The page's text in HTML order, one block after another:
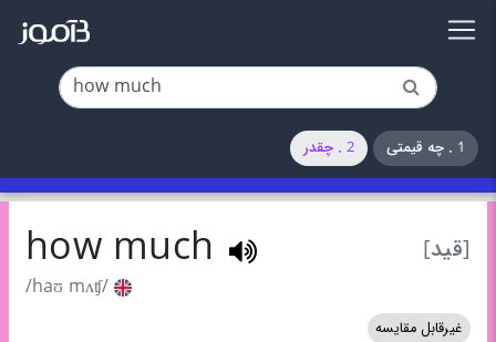
1 . چه قیمتی 2 . چقدر
[قید] how much
/haʊ mʌʧ/
غیرقابل مقایسه